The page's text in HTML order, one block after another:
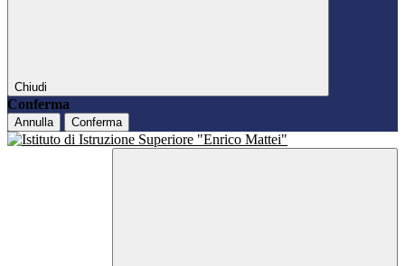
Chiudi
Conferma
Annulla Conferma